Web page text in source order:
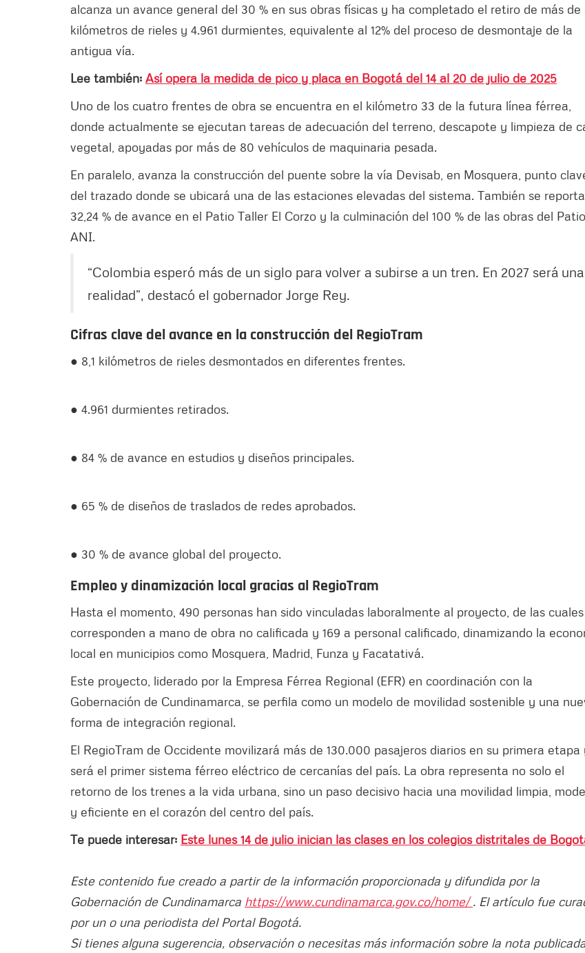
alcanza un avance general del 30 % en sus obras físicas y ha completado el retiro de más de
kilómetros de rieles y 4.961 durmientes, equivalente al 12% del proceso de desmontaje de la
antigua vía.
Lee también: Así opera la medida de pico y placa en Bogotá del 14 al 20 de julio de 2025
Uno de los cuatro frentes de obra se encuentra en el kilómetro 33 de la futura línea férrea,
donde actualmente se ejecutan tareas de adecuación del terreno, descapote y limpieza de
vegetal, apoyadas por más de 80 vehículos de maquinaria pesada.
En paralelo, avanza la construcción del puente sobre la vía Devisab, en Mosquera, punto
del trazado donde se ubicará una de las estaciones elevadas del sistema. También se
32,24 % de avance en el Patio Taller El Corzo y la culminación del 100 % de las obras del Patio
ANI.
“Colombia esperó más de un siglo para volver a subirse a un tren. En 2027 será una
realidad”, destacó el gobernador Jorge Rey.
Cifras clave del avance en la construcción del RegioTram
● 8,1 kilómetros de rieles desmontados en diferentes frentes.
● 4.961 durmientes retirados.
● 84 % de avance en estudios y diseños principales.
● 65 % de diseños de traslados de redes aprobados.
● 30 % de avance global del proyecto.
Empleo y dinamización local gracias al RegioTram
Hasta el momento, 490 personas han sido vinculadas laboralmente al proyecto, de las cuales
corresponden a mano de obra no calificada y 169 a personal calificado, dinamizando la
local en municipios como Mosquera, Madrid, Funza y Facatativá.
Este proyecto, liderado por la Empresa Férrea Regional (EFR) en coordinación con la
Gobernación de Cundinamarca, se perfila como un modelo de movilidad sostenible y una
forma de integración regional.
El RegioTram de Occidente movilizará más de 130.000 pasajeros diarios en su primera etapa
será el primer sistema férreo eléctrico de cercanías del país. La obra representa no solo el
retorno de los trenes a la vida urbana, sino un paso decisivo hacia una movilidad limpia,
y eficiente en el corazón del centro del país.
Te puede interesar: Este lunes 14 de julio inician las clases en los colegios distritales de
Este contenido fue creado a partir de la información proporcionada y difundida por la
Gobernación de Cundinamarca https://www.cundinamarca.gov.co/home/. El artículo fue
por un o una periodista del Portal Bogotá.
Si tienes alguna sugerencia, observación o necesitas más información sobre la nota